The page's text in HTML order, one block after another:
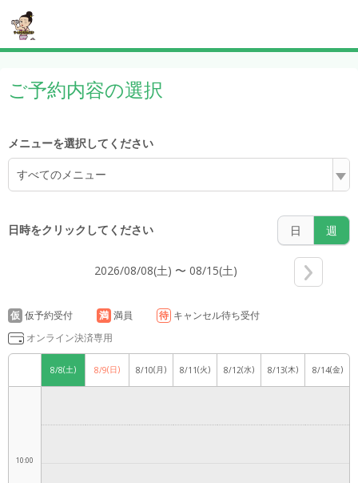
ご予約内容の選択
メニューを選択してください
すべてのメニュー
日時をクリックしてください 日 週
2026/08/08(土) 〜 08/15(土)
仮 仮予約受付 満 満員 待 キャンセル待ち受付
オンライン決済専用
8/8(土) 8/9(日) 8/10(月) 8/11(火) 8/12(水) 8/13(木) 8/14(金)
7:00
8:00
10:00